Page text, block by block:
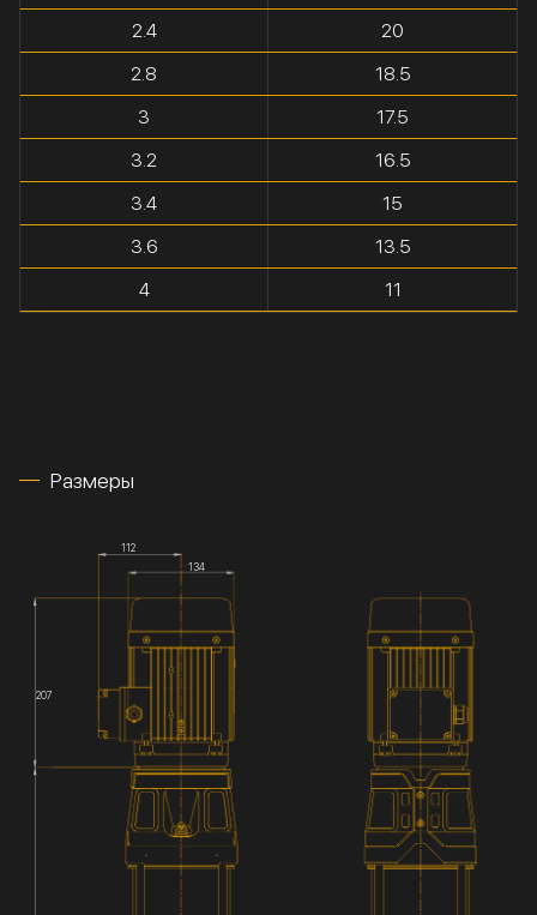
2.4
20
2.8
18.5
3
17.5
3.2
16.5
3.4
15
3.6
13.5
4
11
Размеры
112
134
207